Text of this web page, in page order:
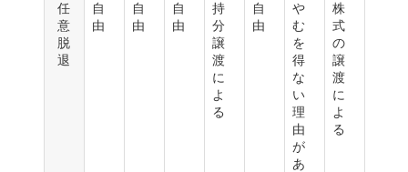
任
意
脱
退
自
由
自
由
自
由
持
分
譲
渡
に
よ
る
自
由
や
む
を
得
な
い
理
由
が
あ
株
式
の
譲
渡
に
よ
る